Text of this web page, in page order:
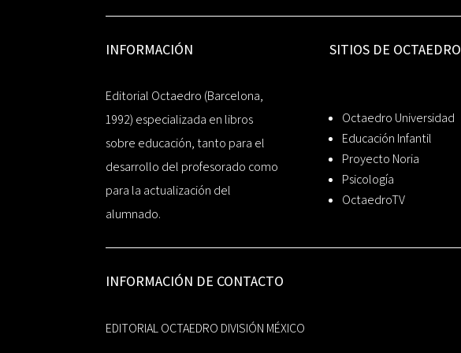
INFORMACIÓN
Editorial Octaedro (Barcelona,
1992) especializada en libros
sobre educación, tanto para el
desarrollo del profesorado como
para la actualización del
alumnado.
SITIOS DE OCTAEDRO
Octaedro Universidad
Educación Infantil
Proyecto Noria
Psicología
OctaedroTV
INFORMACIÓN DE CONTACTO
EDITORIAL OCTAEDRO DIVISIÓN MÉXICO